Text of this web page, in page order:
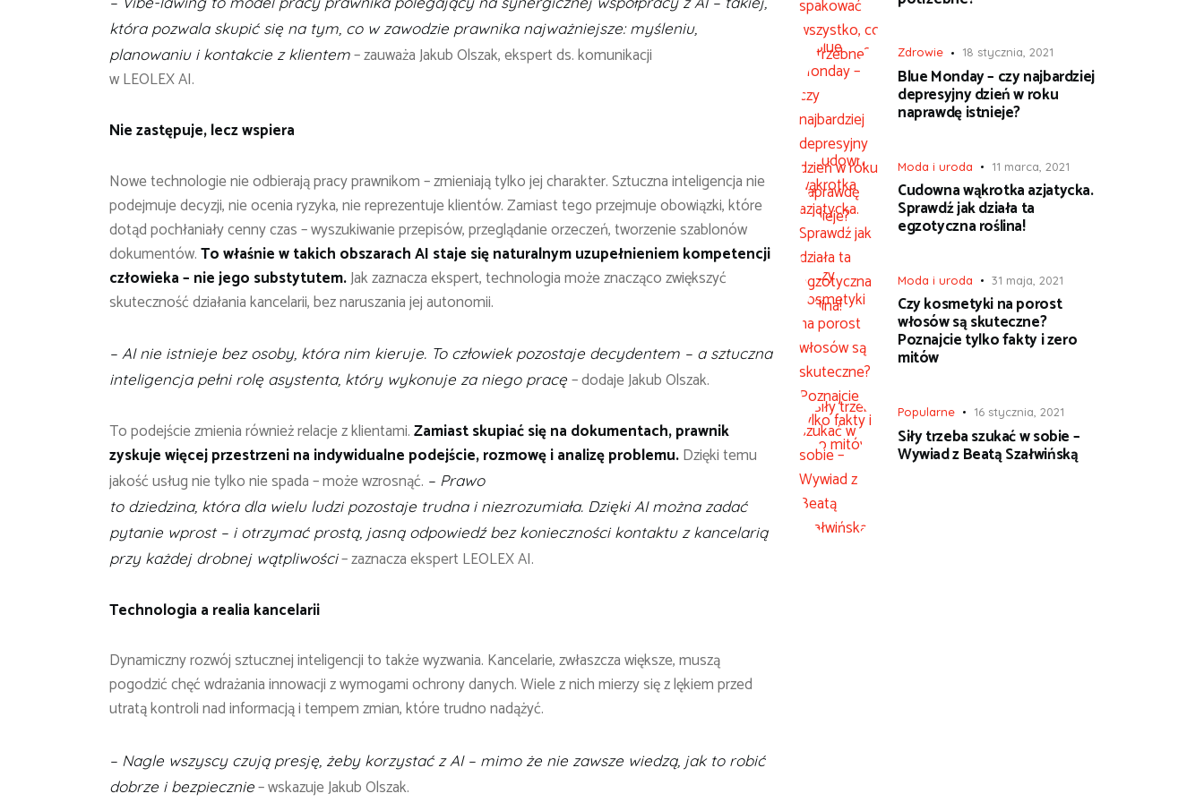
która pozwala skupić się na tym, co w zawodzie prawnika najważniejsze: myśleniu,
planowaniu i kontakcie z klientem– zauważa Jakub Olszak, ekspert ds. komunikacji
w LEOLEX AI.
Nie zastępuje, lecz wspiera
Nowe technologie nie odbierają pracy prawnikom – zmieniają tylko jej charakter. Sztuczna inteligencja nie
podejmuje decyzji, nie ocenia ryzyka, nie reprezentuje klientów. Zamiast tego przejmuje obowiązki, które
dotąd pochłaniały cenny czas – wyszukiwanie przepisów, przeglądanie orzeczeń, tworzenie szablonów
dokumentów.To właśnie w takich obszarach AI staje się naturalnym uzupełnieniem kompetencji
człowieka – nie jego substytutem.Jak zaznacza ekspert, technologia może znacząco zwiększyć
skuteczność działania kancelarii, bez naruszania jej autonomii.
– AI nie istnieje bez osoby, która nim kieruje. To człowiek pozostaje decydentem – a sztuczna
inteligencja pełni rolę asystenta, który wykonuje za niego pracę – dodaje Jakub Olszak.
To podejście zmienia również relacje z klientami.Zamiast skupiać się na dokumentach, prawnik
zyskuje więcej przestrzeni na indywidualne podejście, rozmowę i analizę problemu.Dzięki temu
jakość usług nie tylko nie spada – może wzrosnąć. – Prawo
to dziedzina, która dla wielu ludzi pozostaje trudna i niezrozumiała. Dzięki AI można zadać
pytanie wprost – i otrzymać prostą, jasną odpowiedź bez konieczności kontaktu z kancelarią
przy każdej drobnej wątpliwości– zaznacza ekspert LEOLEX AI.
Technologia a realia kancelarii
Dynamiczny rozwój sztucznej inteligencji to także wyzwania. Kancelarie, zwłaszcza większe, muszą
pogodzić chęć wdrażania innowacji z wymogami ochrony danych. Wiele z nich mierzy się z lękiem przed
utratą kontroli nad informacją i tempem zmian, które trudno nadążyć.
– Nagle wszyscy czują presję, żeby korzystać z AI – mimo że nie zawsze wiedzą, jak to robić
dobrze i bezpiecznie– wskazuje Jakub Olszak.
Zdrowie 18 stycznia, 2021
Blue Monday – czy najbardziej
depresyjny dzień w roku
naprawdę istnieje?
Moda i uroda 11 marca, 2021
Cudowna wąkrotka azjatycka.
Sprawdź jak działa ta
egzotyczna roślina!
Moda i uroda 31 maja, 2021
Czy kosmetyki na porost
włosów są skuteczne?
Poznajcie tylko fakty i zero
mitów
Popularne 16 stycznia, 2021
Siły trzeba szukać w sobie –
Wywiad z Beatą Szałwińską